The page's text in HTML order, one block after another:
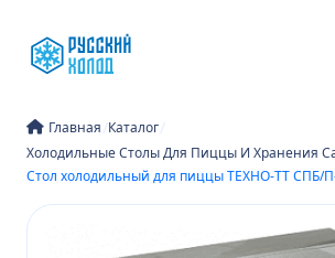
содержимому
Главная/Каталог/
Холодильные Столы Для Пиццы И Хранения
Стол холодильный для пиццы ТЕХНО-ТТ СПБ/